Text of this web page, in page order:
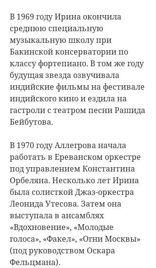
В 1969 году Ирина окончила
среднюю специальную
музыкальную школу при
Бакинской консерватории по
классу фортепиано. В том же году
будущая звезда озвучивала
индийские фильмы на фестивале
индийского кино и ездила на
гастроли с театром песни Рашида
Бейбутова.
В 1970 году Аллегрова начала
работать в Ереванском оркестре
под управлением Константина
Орбеляна. Несколько лет Ирина
была солисткой Джаз-оркестра
Леонида Утесова. Затем она
выступала в ансамблях
«Вдохновение», «Молодые
голоса», «Факел», «Огни Москвы»
(под руководством Оскара
Фельцмана).